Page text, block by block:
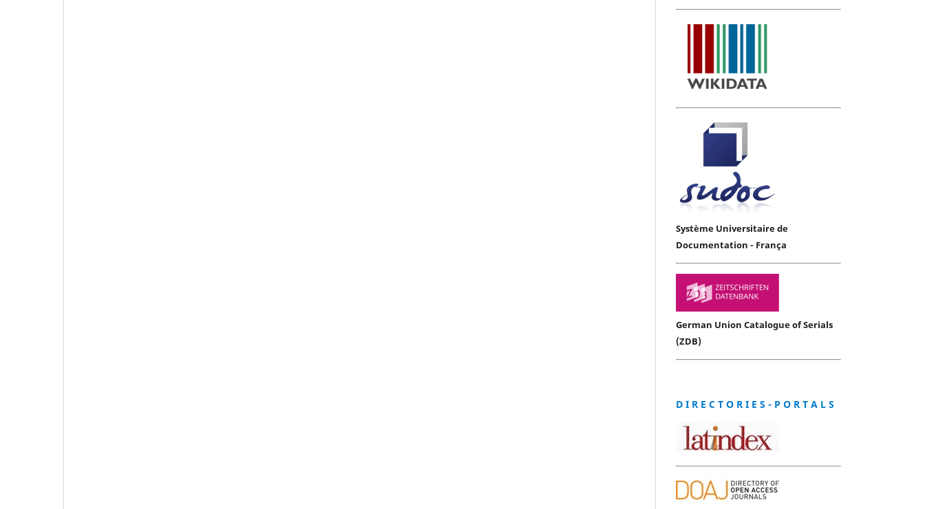
Système Universitaire de
Documentation - França
German Union Catalogue of Serials
(ZDB)
D I R E C T O R I E S - P O R T A L S